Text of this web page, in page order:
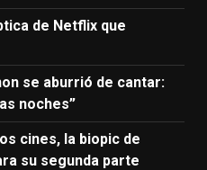
de Netflix que
se aburrió de cantar:
noches”
cines, la biopic de
su segunda parte